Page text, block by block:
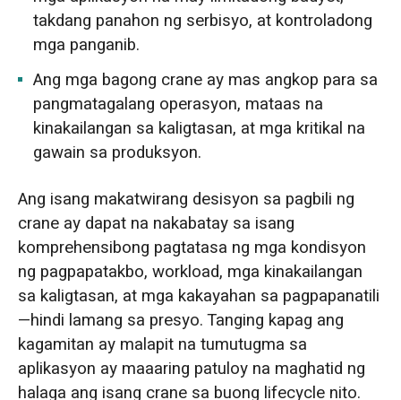
takdang panahon ng serbisyo, at kontroladong
mga panganib.
Ang mga bagong crane ay mas angkop para sa
pangmatagalang operasyon, mataas na
kinakailangan sa kaligtasan, at mga kritikal na
gawain sa produksyon.
Ang isang makatwirang desisyon sa pagbili ng
crane ay dapat na nakabatay sa isang
komprehensibong pagtatasa ng mga kondisyon
ng pagpapatakbo, workload, mga kinakailangan
sa kaligtasan, at mga kakayahan sa pagpapanatili
—hindi lamang sa presyo. Tanging kapag ang
kagamitan ay malapit na tumutugma sa
aplikasyon ay maaaring patuloy na maghatid ng
halaga ang isang crane sa buong lifecycle nito.